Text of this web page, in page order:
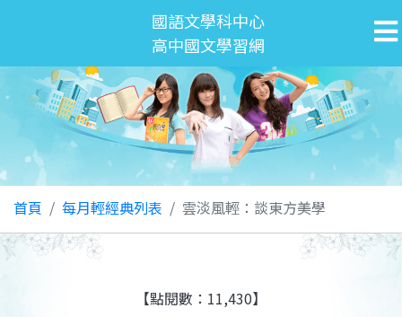
國語文學科中心
高中國文學習網
首頁 每月輕經典列表 雲淡風輕：談東方美學
【點閱數：11,430】